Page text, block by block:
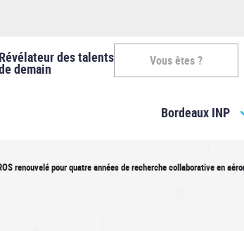
des talents
demain Vous êtes ?
-
Bordeaux INP
renouvelé pour quatre années de recherche collaborative en